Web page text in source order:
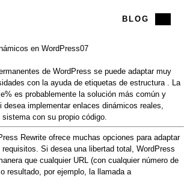
BLOG
en WordPress07
de WordPress se puede adaptar muy
con la ayuda de etiquetas de estructura . La
es probablemente la solución más común y
implementar enlaces dinámicos reales,
con su propio código.
Rewrite ofrece muchas opciones para adaptar
Si desea una libertad total, WordPress
que cualquier URL (con cualquier número de
resultado, por ejemplo, la llamada a